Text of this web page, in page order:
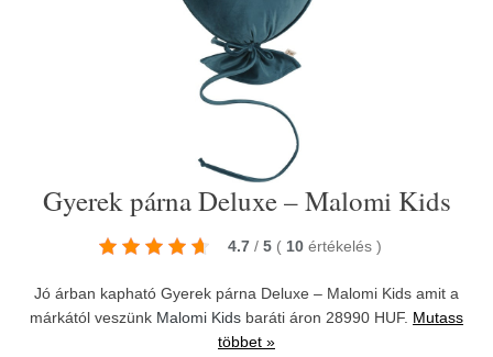
Gyerek párna Deluxe – Malomi Kids
4.7 / 5 ( 10 értékelés )
Jó árban kapható Gyerek párna Deluxe – Malomi Kids amit a
márkától veszünk Malomi Kids baráti áron 28990 HUF. Mutass
többet »